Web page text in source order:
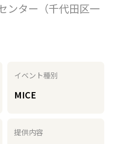
ンター（千代田区一
イベント種別
MICE
提供内容